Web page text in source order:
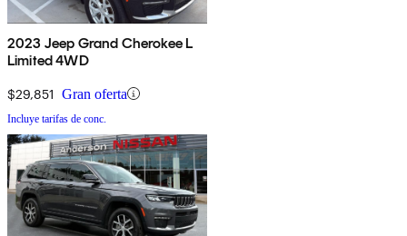
2023 Jeep Grand Cherokee L
Limited 4WD
$29,851 Gran oferta
Incluye tarifas de conc.